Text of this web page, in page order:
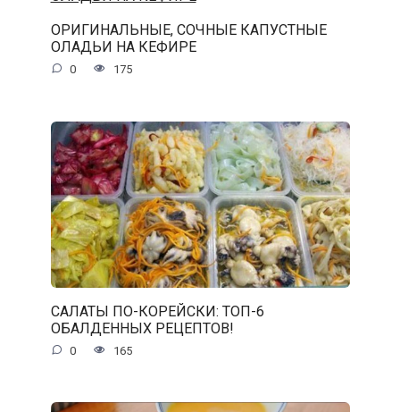
ОРИГИНАЛЬНЫЕ, СОЧНЫЕ КАПУСТНЫЕ
ОЛАДЬИ НА КЕФИРЕ
0 175
САЛАТЫ ПО-КОРЕЙСКИ: ТОП-6
ОБАЛДЕННЫХ РЕЦЕПТОВ!
0 165